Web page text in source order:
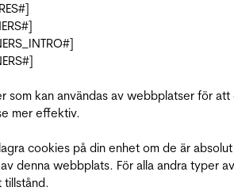
som kan användas av webbplatser för att
mer effektiv.
cookies på din enhet om de är absolut
denna webbplats. För alla andra typer av
tillstånd.